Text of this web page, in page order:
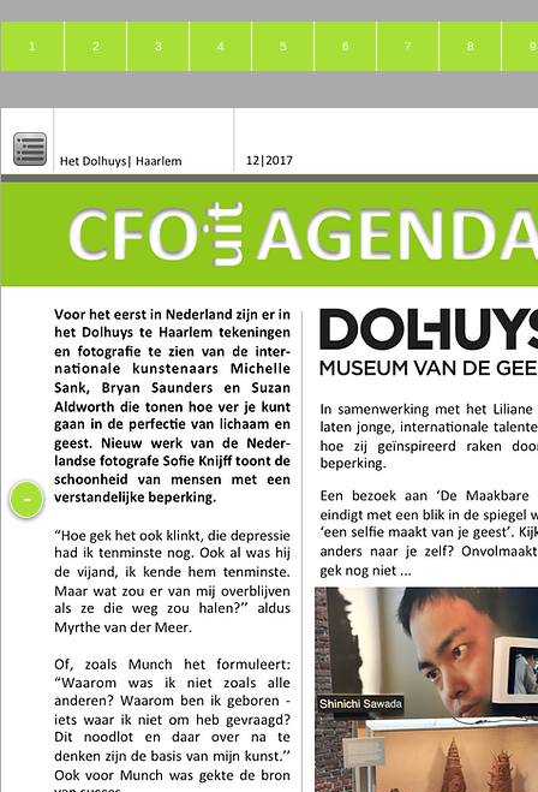
1 2 3 4 5 6 7 8 9
-